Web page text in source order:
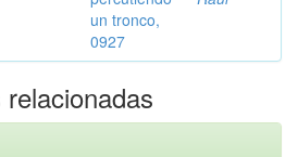
un tronco,
0927